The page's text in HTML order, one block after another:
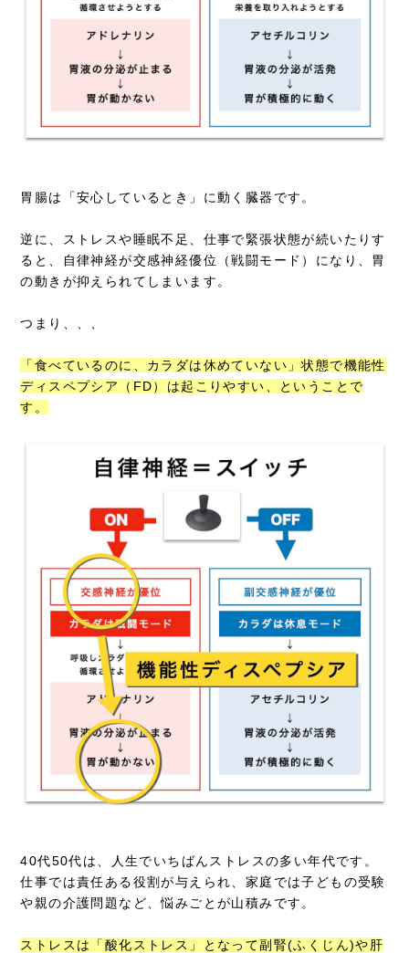
胃腸は「安心しているとき」に動く臓器です。
逆に、ストレスや睡眠不足、仕事で緊張状態が続いたりす
ると、自律神経が交感神経優位（戦闘モード）になり、胃
の動きが抑えられてしまいます。
つまり、、、
「食べているのに、カラダは休めていない」状態で機能性
ディスペプシア（FD）は起こりやすい、ということで
す。
40代50代は、人生でいちばんストレスの多い年代です。
仕事では責任ある役割が与えられ、家庭では子どもの受験
や親の介護問題など、悩みごとが山積みです。
ストレスは「酸化ストレス」となって副腎(ふくじん)や肝